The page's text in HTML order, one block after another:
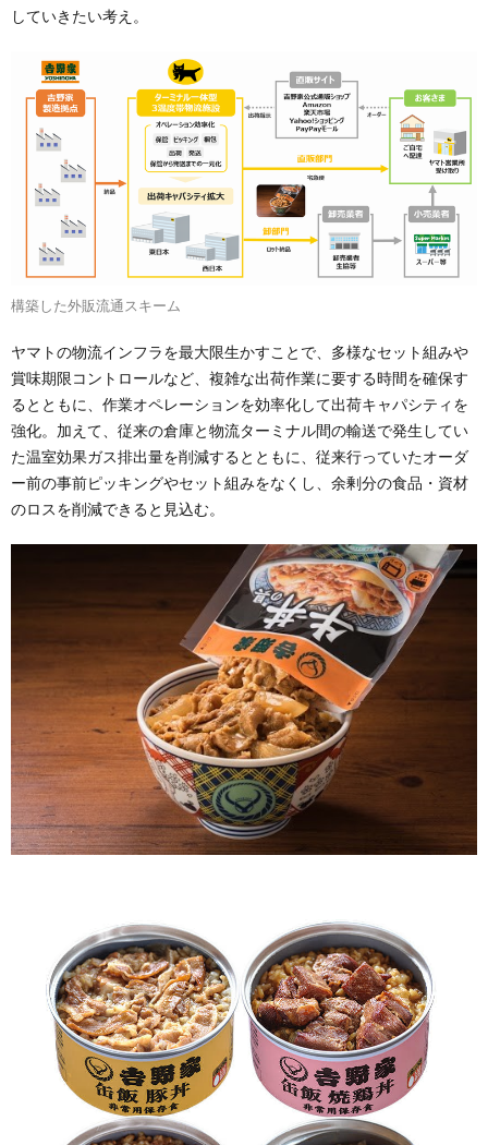
していきたい考え。
構築した外販流通スキーム
ヤマトの物流インフラを最大限生かすことで、多様なセット組みや
賞味期限コントロールなど、複雑な出荷作業に要する時間を確保す
るとともに、作業オペレーションを効率化して出荷キャパシティを
強化。加えて、従来の倉庫と物流ターミナル間の輸送で発生してい
た温室効果ガス排出量を削減するとともに、従来行っていたオーダ
ー前の事前ピッキングやセット組みをなくし、余剰分の食品・資材
のロスを削減できると見込む。